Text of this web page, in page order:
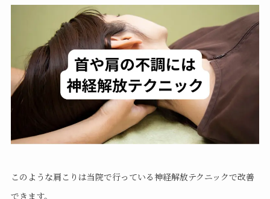
このような肩こりは当院で行っている神経解放テクニックで改善
できます。